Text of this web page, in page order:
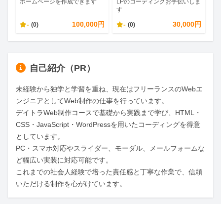
ホームページを作成できます
- (0) 100,000円
LPのコーディングお手伝いしま
す
- (0) 30,000円
自己紹介（PR）
未経験から独学と学習を重ね、現在はフリーランスのWebエ
ンジニアとしてWeb制作の仕事を行っています。
デイトラWeb制作コースで基礎から実践まで学び、HTML・
CSS・JavaScript・WordPressを用いたコーディングを得意
としています。
PC・スマホ対応やスライダー、モーダル、メールフォームな
ど幅広い実装に対応可能です。
これまでの社会人経験で培った責任感と丁寧な作業で、信頼
いただける制作を心がけています。